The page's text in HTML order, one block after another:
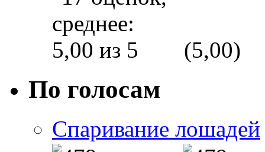
(5,00)
По голосам
Спаривание лошадей